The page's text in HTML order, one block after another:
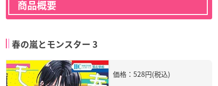
商品概要
春の嵐とモンスター 3
価格：528円(税込)